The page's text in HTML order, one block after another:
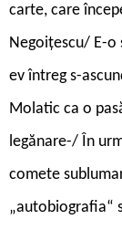
carte, care
Negoițescu/ E-
ev întreg s-
Molatic ca o
legănare-/ În
comete
„autobiografia“